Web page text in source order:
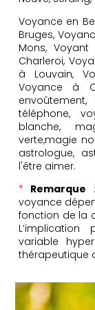
Voyance en
Bruges,
Mons,
Charleroi,
à Louvain,
Voyance à
téléphone,
blanche,
verte,magie
astrologue,
l'être aimer.
* Remarque
voyance
fonction de la
variable
thérapeutique